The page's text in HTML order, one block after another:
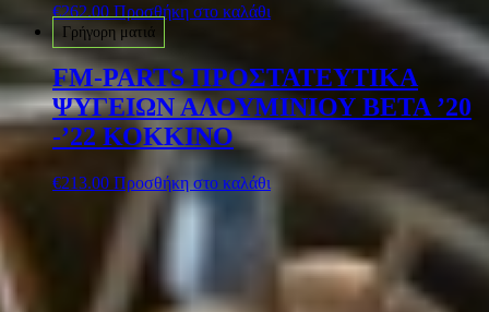
€262.00 Προσθήκη στο καλάθι
Γρήγορη ματιά
FM-PARTS ΠΡΟΣΤΑΤΕΥΤΙΚΑ
ΨΥΓΕΙΩΝ ΑΛΟΥΜΙΝΙΟΥ BETA ’20
-’22 ΚΟΚΚΙΝΟ
€213.00 Προσθήκη στο καλάθι